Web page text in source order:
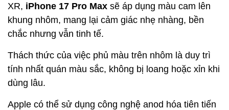
XR, iPhone 17 Pro Max sẽ áp dụng màu cam lên
khung nhôm, mang lại cảm giác nhẹ nhàng, bền
chắc nhưng vẫn tinh tế.
Thách thức của việc phủ màu trên nhôm là duy trì
tính nhất quán màu sắc, không bị loang hoặc xỉn khi
dùng lâu.
Apple có thể sử dụng công nghệ anod hóa tiên tiến